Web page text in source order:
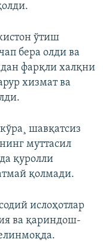
ўтиш
бера олди ва
фарқли халқни
хизмат ва
шавқатсиз
муттасил
қуролли
қолмади.
ислоҳотлар
ва қариндош-